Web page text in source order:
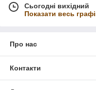
Сьогодні вихідний
Показати весь
Про нас
Контакти